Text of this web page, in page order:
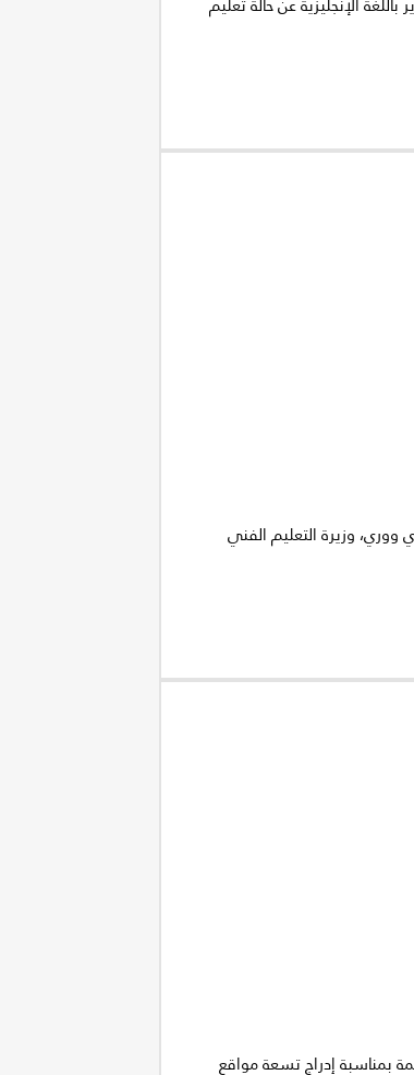
الإنجليزية عن حالة تعليم
ووري، وزيرة التعليم الفني
بمناسبة إدراج تسعة مواقع